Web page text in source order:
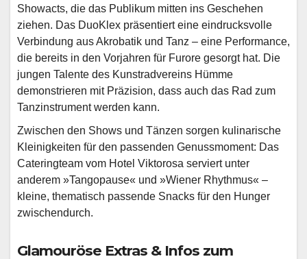
Showacts, die das Publikum mitten ins Geschehen
ziehen. Das DuoKlex präsentiert eine eindrucksvolle
Verbindung aus Akrobatik und Tanz – eine Performance,
die bereits in den Vorjahren für Furore gesorgt hat. Die
jungen Talente des Kunstradvereins Hümme
demonstrieren mit Präzision, dass auch das Rad zum
Tanzinstrument werden kann.
Zwischen den Shows und Tänzen sorgen kulinarische
Kleinigkeiten für den passenden Genussmoment: Das
Cateringteam vom Hotel Viktorosa serviert unter
anderem »Tangopause« und »Wiener Rhythmus« –
kleine, thematisch passende Snacks für den Hunger
zwischendurch.
Glamouröse Extras & Infos zum